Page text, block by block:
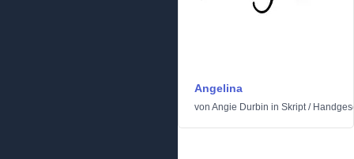
Angelina
von Angie Durbin in Skript/